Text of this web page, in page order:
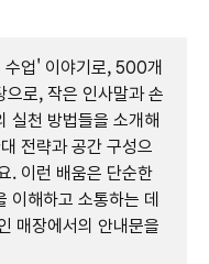
수업' 이야기로, 500개
으로, 작은 인사말과 손
실천 방법들을 소개해
전략과 공간 구성으
. 이런 배움은 단순한
이해하고 소통하는 데
매장에서의 안내문을